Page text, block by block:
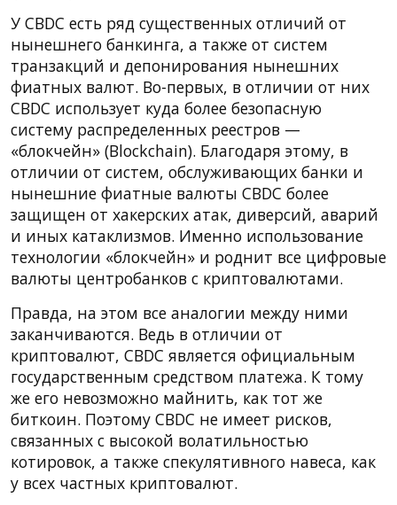
У CBDC есть ряд существенных отличий от
нынешнего банкинга, а также от систем
транзакций и депонирования нынешних
фиатных валют. Во-первых, в отличии от них
CBDC использует куда более безопасную
систему распределенных реестров —
«блокчейн» (Blockchain). Благодаря этому, в
отличии от систем, обслуживающих банки и
нынешние фиатные валюты CBDC более
защищен от хакерских атак, диверсий, аварий
и иных катаклизмов. Именно использование
технологии «блокчейн» и роднит все цифровые
валюты центробанков с криптовалютами.
Правда, на этом все аналогии между ними
заканчиваются. Ведь в отличии от
криптовалют, CBDC является официальным
государственным средством платежа. К тому
же его невозможно майнить, как тот же
биткоин. Поэтому CBDC не имеет рисков,
связанных с высокой волатильностью
котировок, а также спекулятивного навеса, как
у всех частных криптовалют.